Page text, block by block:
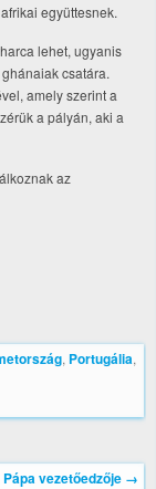
együttesnek.
lehet, ugyanis
csatára.
amely szerint a
a pályán, aki a
az
, Portugália,
vezetőedzője →